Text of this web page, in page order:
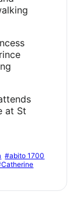
#abito 1700